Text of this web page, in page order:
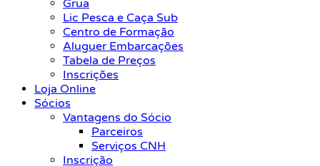
Grua
Lic Pesca e Caça Sub
Centro de Formação
Aluguer Embarcações
Tabela de Preços
Inscrições
Loja Online
Sócios
Vantagens do Sócio
Parceiros
Serviços CNH
Inscrição